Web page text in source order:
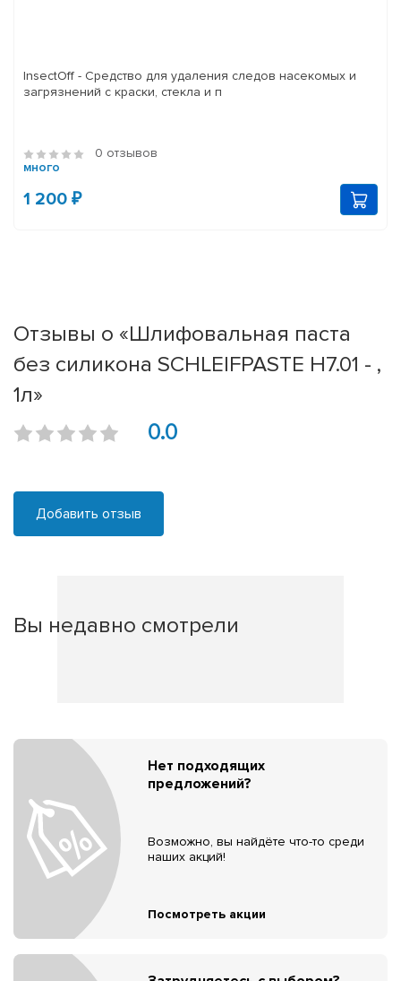
InsectOff - Средство для удаления следов насекомых и
загрязнений с краски, стекла и п
0 отзывов
много
1 200 ₽
Отзывы о «Шлифовальная паста
без силикона SCHLEIFPASTE H7.01 - ,
1л»
0.0
Добавить отзыв
Вы недавно смотрели
Нет подходящих
предложений?
Возможно, вы найдёте что-то среди
наших акций!
Посмотреть акции